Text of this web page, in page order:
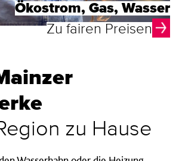
Ökostrom, Gas, Wasser
Zu fairen Preisen
zu Hause